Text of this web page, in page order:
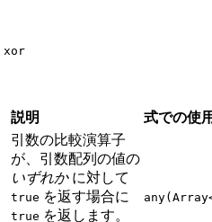
xor
説明 式での使
引数の比較演算子
が、引数配列の値の
いずれかに対して
true を返す場合に
true を返します。